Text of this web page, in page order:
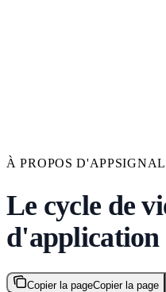
À PROPOS D'APPSIGNAL
Le cycle de
d'application
Copier la pageCopier la page